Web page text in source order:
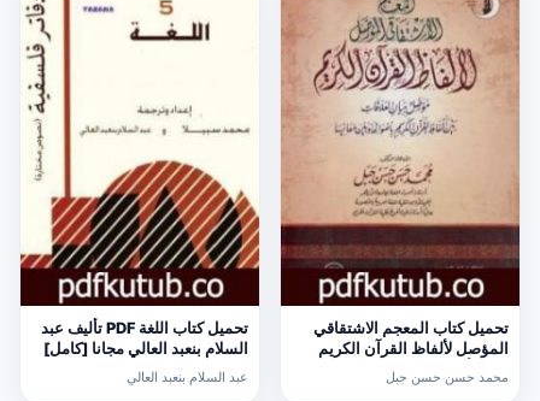
تحميل كتاب المعجم الاشتقاقي
المؤصل لألفاظ القرآن الكريم
PDF تأليف محمد حسن حسن جبل
مجانا [كامل]
محمد حسن حسن جبل
تحميل كتاب اللغة PDF تأليف عبد
السلام بنعبد العالي مجانا [كامل]
عبد السلام بنعبد العالي